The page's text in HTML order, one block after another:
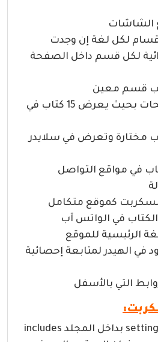
الشاشات
لكل لغة إن وجدت
لكل قسم داخل الصفحة
قسم معين
ميزة تعدد الصفحات بحيث يعرض 15 كتاب في
مختارة وتعرض في سلايدر
في مواقع التواصل
كموقع متكامل
في الواتس آب
الرئيسية للموقع
في الهيدر لمتابعة إحصائية
التي بالأسفل
افتح الملف setting.php بداخل المجلد includes